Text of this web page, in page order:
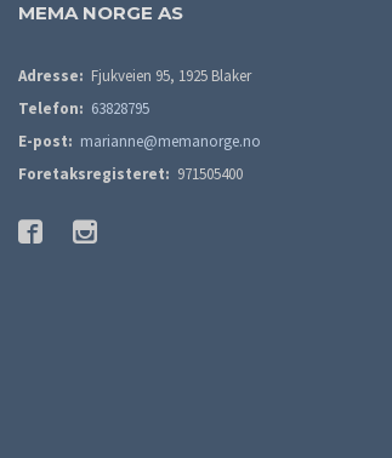
MEMA NORGE AS
Adresse: Fjukveien 95, 1925 Blaker
Telefon: 63828795
E-post: marianne@memanorge.no
Foretaksregisteret: 971505400